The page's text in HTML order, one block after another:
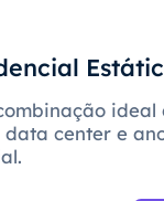
ideal
center e